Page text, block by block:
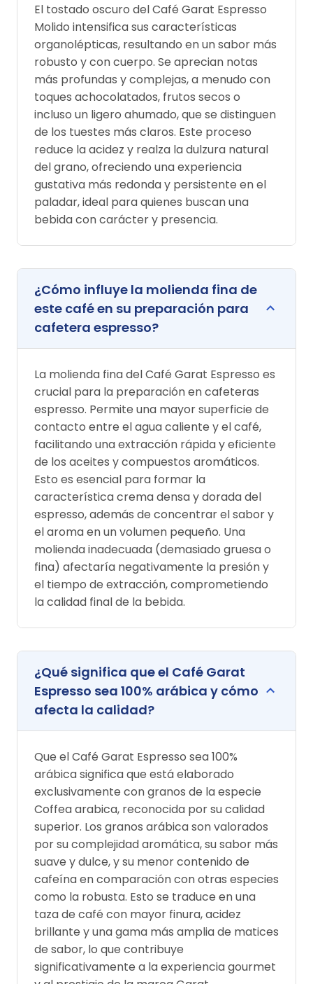
El tostado oscuro del Café Garat Espresso
Molido intensifica sus características
organolépticas, resultando en un sabor más
robusto y con cuerpo. Se aprecian notas
más profundas y complejas, a menudo con
toques achocolatados, frutos secos o
incluso un ligero ahumado, que se distinguen
de los tuestes más claros. Este proceso
reduce la acidez y realza la dulzura natural
del grano, ofreciendo una experiencia
gustativa más redonda y persistente en el
paladar, ideal para quienes buscan una
bebida con carácter y presencia.
¿Cómo influye la molienda fina de
este café en su preparación para
cafetera espresso?
La molienda fina del Café Garat Espresso es
crucial para la preparación en cafeteras
espresso. Permite una mayor superficie de
contacto entre el agua caliente y el café,
facilitando una extracción rápida y eficiente
de los aceites y compuestos aromáticos.
Esto es esencial para formar la
característica crema densa y dorada del
espresso, además de concentrar el sabor y
el aroma en un volumen pequeño. Una
molienda inadecuada (demasiado gruesa o
fina) afectaría negativamente la presión y
el tiempo de extracción, comprometiendo
la calidad final de la bebida.
¿Qué significa que el Café Garat
Espresso sea 100% arábica y cómo
afecta la calidad?
Que el Café Garat Espresso sea 100%
arábica significa que está elaborado
exclusivamente con granos de la especie
Coffea arabica, reconocida por su calidad
superior. Los granos arábica son valorados
por su complejidad aromática, su sabor más
suave y dulce, y su menor contenido de
cafeína en comparación con otras especies
como la robusta. Esto se traduce en una
taza de café con mayor finura, acidez
brillante y una gama más amplia de matices
de sabor, lo que contribuye
significativamente a la experiencia gourmet